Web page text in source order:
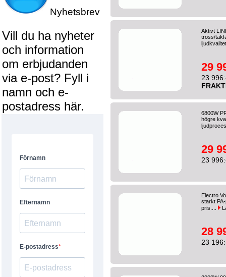
Nyhetsbrev
Vill du ha nyheter
och information
om erbjudanden
via e-post? Fyll i
namn och e-
postadress här.
Aktivt
tross/
29
23
6800W
högre
29
23
Electro
starkt
pris....
28
23